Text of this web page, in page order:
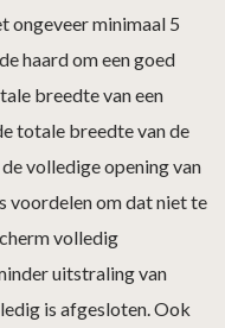
ongeveer minimaal 5
haard om een goed
breedte van een
totale breedte van de
volledige opening van
voordelen om dat niet te
volledig
uitstraling van
is afgesloten. Ook